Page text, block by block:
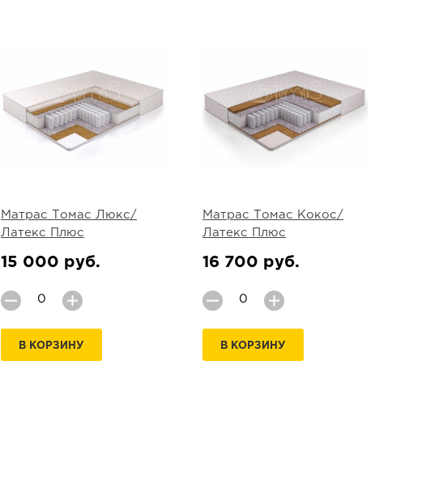
Матрас Томас Люкс/
Латекс Плюс
15 000 руб.
В КОРЗИНУ
Матрас Томас Кокос/
Латекс Плюс
16 700 руб.
В КОРЗИНУ